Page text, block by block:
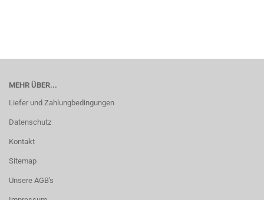
MEHR ÜBER...
Liefer und Zahlungbedingungen
Datenschutz
Kontakt
Sitemap
Unsere AGB's